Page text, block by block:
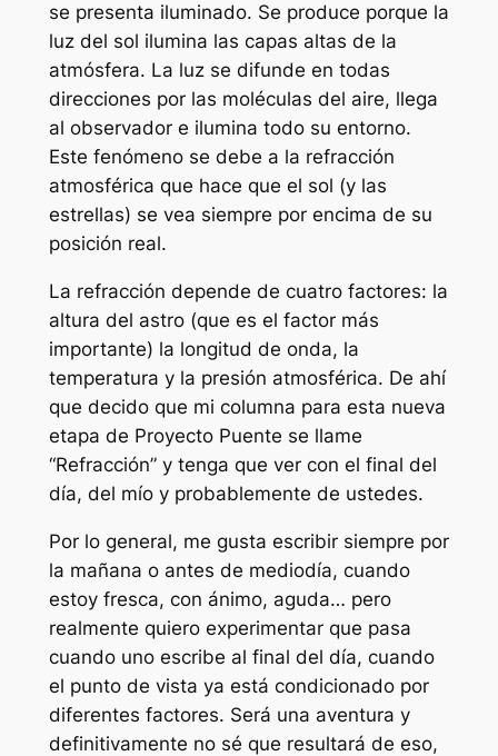
se presenta iluminado. Se produce porque la
luz del sol ilumina las capas altas de la
atmósfera. La luz se difunde en todas
direcciones por las moléculas del aire, llega
al observador e ilumina todo su entorno.
Este fenómeno se debe a la refracción
atmosférica que hace que el sol (y las
estrellas) se vea siempre por encima de su
posición real.
La refracción depende de cuatro factores: la
altura del astro (que es el factor más
importante) la longitud de onda, la
temperatura y la presión atmosférica. De ahí
que decido que mi columna para esta nueva
etapa de Proyecto Puente se llame
“Refracción” y tenga que ver con el final del
día, del mío y probablemente de ustedes.
Por lo general, me gusta escribir siempre por
la mañana o antes de mediodía, cuando
estoy fresca, con ánimo, aguda… pero
realmente quiero experimentar que pasa
cuando uno escribe al final del día, cuando
el punto de vista ya está condicionado por
diferentes factores. Será una aventura y
definitivamente no sé que resultará de eso,